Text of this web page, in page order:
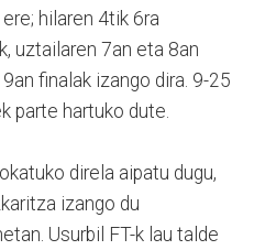
hilaren 4tik 6ra
uztailaren 7an eta 8an
finalak izango dira. 9-25
parte hartuko dute.
direla aipatu dugu,
izango du
Usurbil FT-k lau talde